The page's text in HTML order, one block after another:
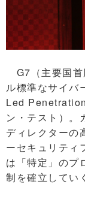
G7（主要国首
ル標準なサイバ
Led
ン・テスト）。
ディレクターの
ーセキュリティ
は「特定」のプ
制を確立してい